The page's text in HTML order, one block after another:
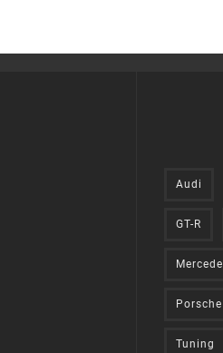
Audi
GT-R
Porsche
Tuning